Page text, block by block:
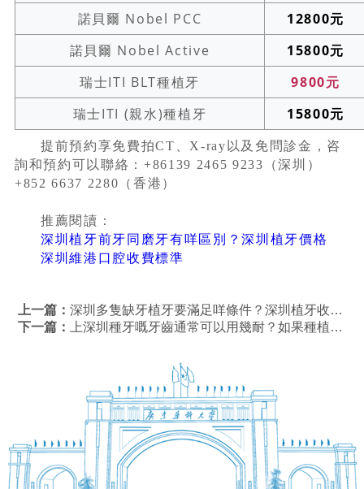
諾貝爾 Nobel PCC
12800元
諾貝爾 Nobel Active
15800元
瑞士ITI BLT種植牙
9800元
瑞士ITI (親水)種植牙
15800元
提前預約享免費拍CT、X-ray以及免問診金，咨
詢和預約可以聯絡：+86139 2465 9233（深圳）
+852 6637 2280（香港）
推薦閱讀：
深圳植牙前牙同磨牙有咩區別？深圳植牙價格
深圳維港口腔收費標準
上一篇：深圳多隻缺牙植牙要滿足咩條件？深圳植牙收費？
下一篇：
上深圳種牙嘅牙齒通常可以用幾耐？如果種植牙壞咗點算？